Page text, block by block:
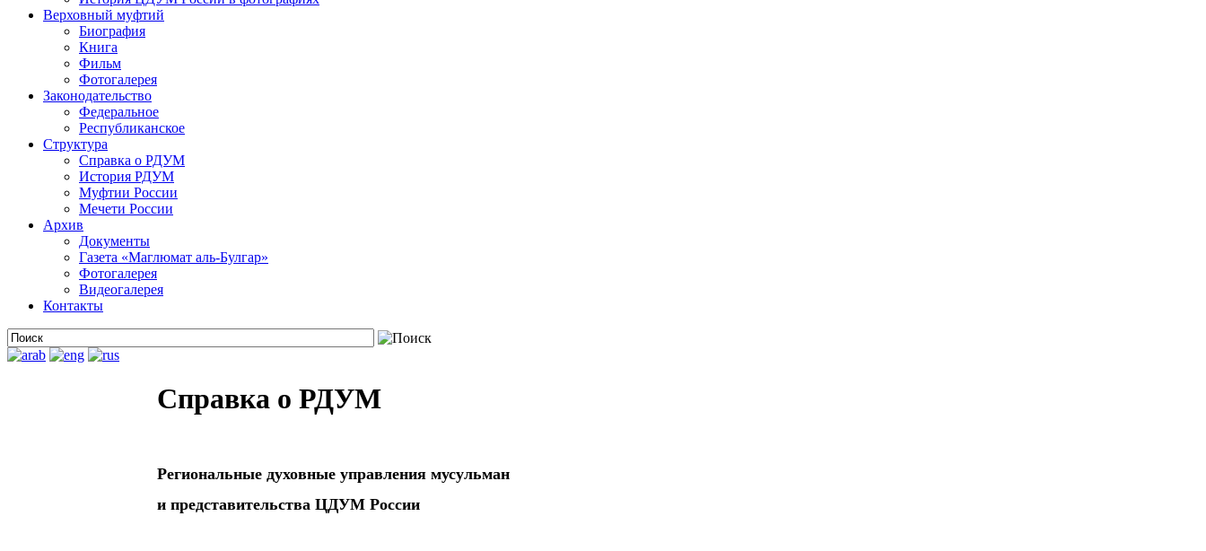
Верховный муфтий
Биография
Книга
Фильм
Фотогалерея
Законодательство
Федеральное
Республиканское
Структура
Справка о РДУМ
История РДУМ
Муфтии России
Мечети России
Архив
Документы
Газета «Маглюмат аль-Булгар»
Фотогалерея
Видеогалерея
Контакты
Справка о РДУМ
Региональные духовные управления мусульман
и представительства ЦДУМ России